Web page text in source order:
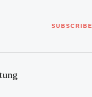
SUBSCRIBE